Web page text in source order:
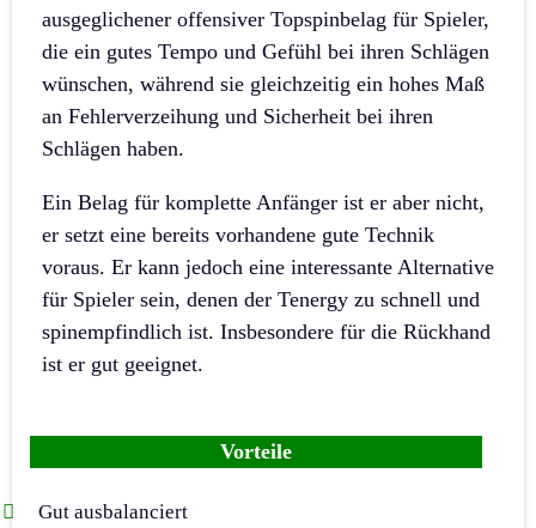
ausgeglichener offensiver Topspinbelag für Spieler,
die ein gutes Tempo und Gefühl bei ihren Schlägen
wünschen, während sie gleichzeitig ein hohes Maß
an Fehlerverzeihung und Sicherheit bei ihren
Schlägen haben.
Ein Belag für komplette Anfänger ist er aber nicht,
er setzt eine bereits vorhandene gute Technik
voraus. Er kann jedoch eine interessante Alternative
für Spieler sein, denen der Tenergy zu schnell und
spinempfindlich ist. Insbesondere für die Rückhand
ist er gut geeignet.
Vorteile
Gut ausbalanciert